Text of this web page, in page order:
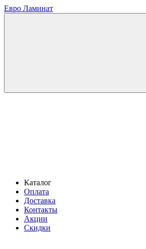
Евро Ламинат
Каталог
Оплата
Доставка
Контакты
Акции
Скидки